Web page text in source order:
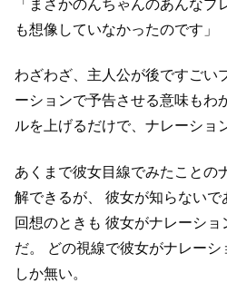
「まさかのんちゃんのあんなプ
も想像していなかったのです」
わざわざ、主人公が後ですごい
ーションで予告させる意味もわ
ルを上げるだけで、ナレーショ
あくまで彼女目線でみたことの
解できるが、
彼女が知らないで
回想のときも 彼女がナレーショ
だ。
どの視線で彼女がナレー
しか無い。